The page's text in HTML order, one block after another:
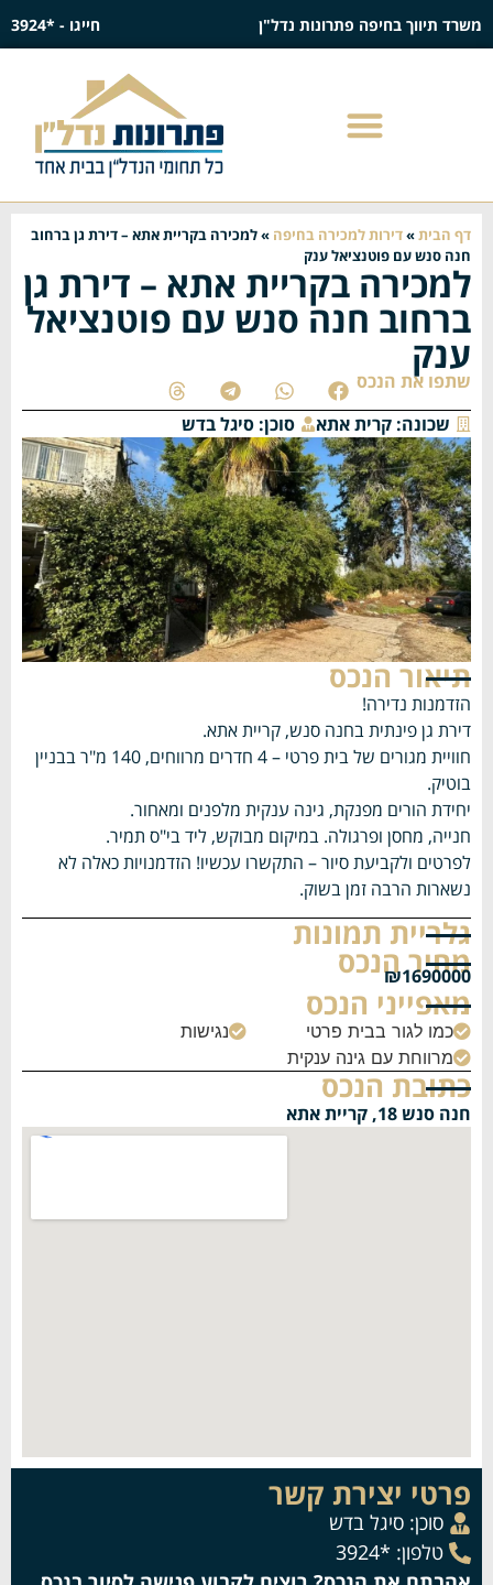
משרד תיווך בחיפה פתרונות נדל"ן חייגו - *3924
דף הבית»דירות למכירה בחיפה »למכירה בקריית אתא – דירת גן ברחוב
חנה סנש עם פוטנציאל ענק
למכירה בקריית אתא – דירת גן
ברחוב חנה סנש עם פוטנציאל
ענק
שתפו את הנכס
שכונה: קרית אתא סוכן: סיגל בדש
תיאור הנכס
הזדמנות נדירה!
דירת גן פינתית בחנה סנש, קריית אתא.
חוויית מגורים של בית פרטי – 4 חדרים מרווחים, 140 מ"ר בבניין
בוטיק.
יחידת הורים מפנקת, גינה ענקית מלפנים ומאחור.
חנייה, מחסן ופרגולה. במיקום מבוקש, ליד בי"ס תמיר.
לפרטים ולקביעת סיור – התקשרו עכשיו! הזדמנויות כאלה לא
נשארות הרבה זמן בשוק.
גלריית תמונות
מחיר הנכס
₪1690000
מאפייני הנכס
כמו לגור בבית פרטי נגישות
מרווחת עם גינה ענקית
כתובת הנכס
חנה סנש 18, קריית אתא
פרטי יצירת קשר
סוכן: סיגל בדש
טלפון: *3924